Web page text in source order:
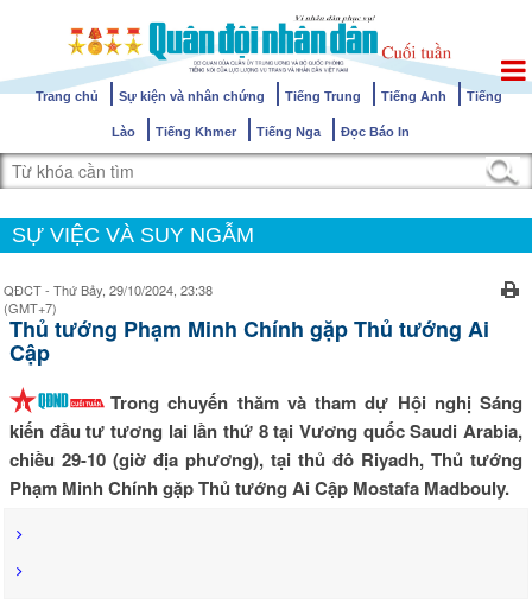
Trang chủ Sự kiện và nhân chứng Tiếng Trung Tiếng Anh Tiếng
Lào Tiếng Khmer Tiếng Nga Đọc Báo In
SỰ VIỆC VÀ SUY NGẪM
QĐCT - Thứ Bảy, 29/10/2024, 23:38
(GMT+7)
Thủ tướng Phạm Minh Chính gặp Thủ tướng Ai
Cập
Trong chuyến thăm và tham dự Hội nghị Sáng
kiến đầu tư tương lai lần thứ 8 tại Vương quốc Saudi Arabia,
chiều 29-10 (giờ địa phương), tại thủ đô Riyadh, Thủ tướng
Phạm Minh Chính gặp Thủ tướng Ai Cập Mostafa Madbouly.